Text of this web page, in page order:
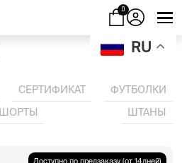
0
СЕРТИФИКАТ ФУТБОЛКИ
ШОРТЫ ШТАНЫ
Доступно по предзаказу (от 14дней)
RU